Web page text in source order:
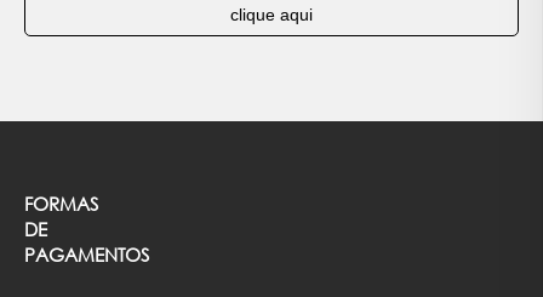
clique aqui
FORMAS
DE
PAGAMENTOS